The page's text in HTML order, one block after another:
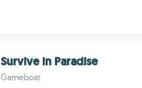
Survive in Paradise
Gameboat